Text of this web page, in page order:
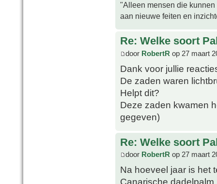
"Alleen mensen die
aan nieuwe feiten en
Re: Welke soort
door RobertR op 27 maart
Dank voor jullie
De zaden waren
Helpt dit?
Deze zaden kwamen
gegeven)
Re: Welke soort
door RobertR op 27 maart
Na hoeveel jaar is het
Canarische